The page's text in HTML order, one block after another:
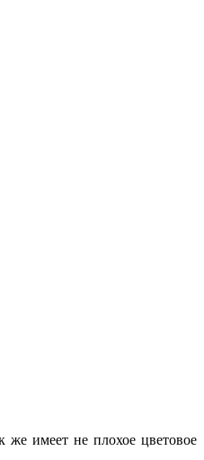
же имеет не плохое цветовое